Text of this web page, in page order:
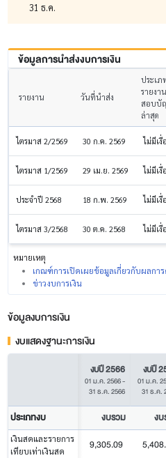
31 ธ.ค.
ข้อมูลการนำส่งงบการเงิน
รายงาน วันที่นำส่ง
ประเภ
รายงา
สอบบั
ล่าสุด
ไตรมาส 2/2569 30 ก.ค. 2569 ไม่มีเงื่
ไตรมาส 1/2569 29 เม.ย. 2569 ไม่มีเงื่
ประจำปี 2568 18 ก.พ. 2569 ไม่มีเงื่
ไตรมาส 3/2568 30 ต.ค. 2568 ไม่มีเงื่
หมายเหตุ
เกณฑ์การเปิดเผยข้อมูลเกี่ยวกับผลกา
ข่าวงบการเงิน
ข้อมูลงบการเงิน
งบแสดงฐานะการเงิน
งบปี 2566
01 ม.ค. 2566-
31 ธ.ค. 2566
งบปี
01 ม.ค.
31 ธ.ค.
ประเภทงบ งบรวม ง
เงินสดและรายการ
เทียบเท่าเงินสด
9,305.09